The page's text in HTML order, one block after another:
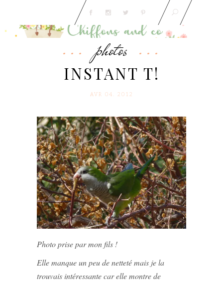
photos
INSTANT T!
AVR 04. 2012
Photo prise par mon fils !
Elle manque un peu de netteté mais je la
trouvais intéressante car elle montre de